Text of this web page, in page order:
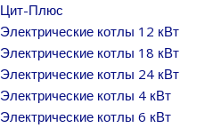
Цит-Плюс
Электрические котлы 12 кВт
Электрические котлы 18 кВт
Электрические котлы 24 кВт
Электрические котлы 4 кВт
Электрические котлы 6 кВт